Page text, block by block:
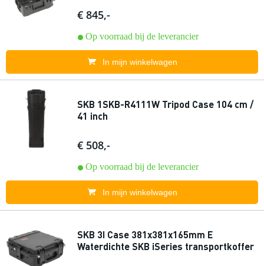
€ 845,-
Op voorraad bij de leverancier
In mijn winkelwagen
SKB 1SKB-R4111W Tripod Case 104 cm /
41 inch
€ 508,-
Op voorraad bij de leverancier
In mijn winkelwagen
SKB 3I Case 381x381x165mm E
Waterdichte SKB iSeries transportkoffer